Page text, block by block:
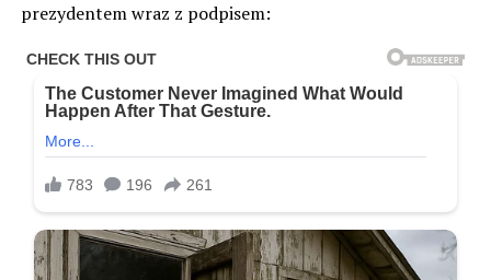
prezydentem wraz z podpisem: